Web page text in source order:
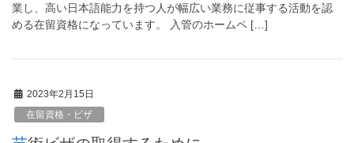
業し、高い日本語能力を持つ人が幅広い業務に従事する活動を認
める在留資格になっています。 入管のホームペ […]
2023年2月15日
在留資格・ビザ